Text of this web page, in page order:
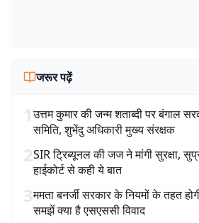
जरूर पढ़ें
1उत्तम कुमार की जन्म शताब्दी पर बंगाल
समिति, शुभेंदु अधिकारी मुख्य संरक्षक
2SIR ट्रिब्यूनल की जज ने मांगी सुरक्षा,
हाईकोर्ट से कही ये बात
3ममता बनर्जी सरकार के नियमों के तहत
समझें क्या है एसएससी विवाद